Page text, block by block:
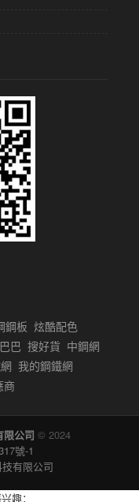
鋼板 炫酷配色
巴 搜好貨 中鋼網
我的鋼鐵網
商
限公司 © 2024
號-1
有限公司
趣：